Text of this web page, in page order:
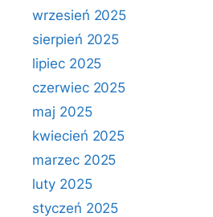
wrzesień 2025
sierpień 2025
lipiec 2025
czerwiec 2025
maj 2025
kwiecień 2025
marzec 2025
luty 2025
styczeń 2025